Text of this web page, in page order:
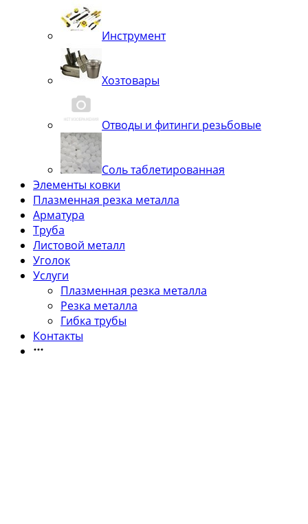
Инструмент
Хозтовары
Отводы и фитинги резьбовые
Соль таблетированная
Элементы ковки
Плазменная резка металла
Арматура
Труба
Листовой металл
Уголок
Услуги
Плазменная резка металла
Резка металла
Гибка трубы
Контакты